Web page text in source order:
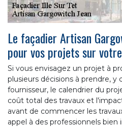
Le façadier Artisan
pour vos projets sur
Si vous envisagez un projet à
plusieurs décisions à prendre, y
fournisseur, le calendrier du
coût total des travaux et
avant de commencer les
appel à des professionnels